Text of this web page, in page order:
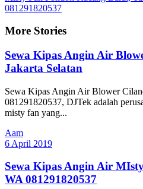
081291820537
More Stories
Sewa Kipas Angin Air
Jakarta Selatan
Sewa Kipas Angin Air Blower
081291820537, DJTek adalah
misty fan yang...
Aam
6 April 2019
Sewa Kipas Angin Air
WA 081291820537